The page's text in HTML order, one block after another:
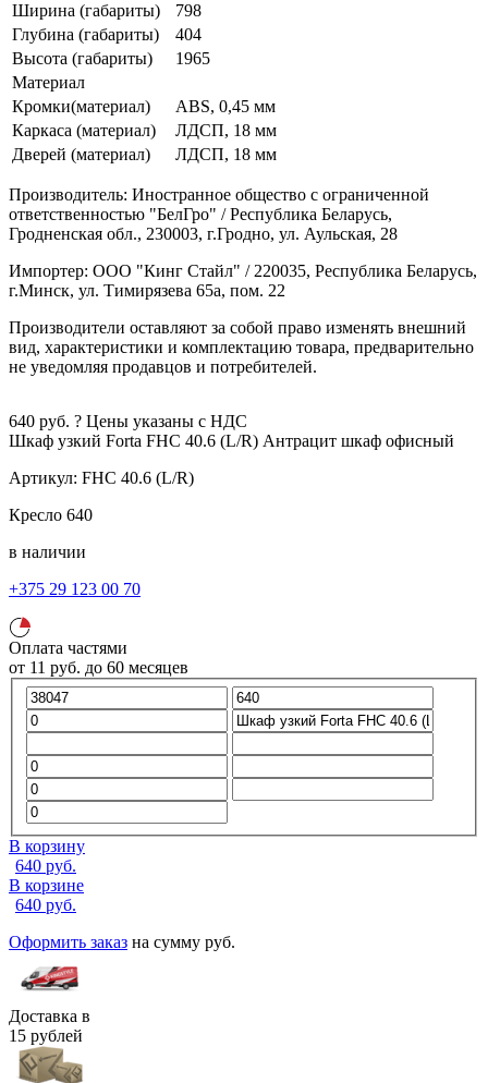
Ширина (габариты)
798
Глубина (габариты)
404
Высота (габариты)
1965
Материал
Кромки(материал)
ABS, 0,45 мм
Каркаса (материал)
ЛДСП, 18 мм
Дверей (материал)
ЛДСП, 18 мм
Производитель: Иностранное общество с ограниченной
ответственностью "БелГро" / Республика Беларусь,
Гродненская обл., 230003, г.Гродно, ул. Аульская, 28
Импортер: ООО "Кинг Стайл" / 220035, Республика Беларусь,
г.Минск, ул. Тимирязева 65а, пом. 22
Производители оставляют за собой право изменять внешний
вид, характеристики и комплектацию товара, предварительно
не уведомляя продавцов и потребителей.
640 руб. ? Цены указаны с НДС
Шкаф узкий Forta FHC 40.6 (L/R) Антрацит шкаф офисный
Артикул: FHC 40.6 (L/R)
Кресло 640
в наличии
+375 29 123 00 70
Оплата частями
от 11 руб. до 60 месяцев
В корзину
640 руб.
В корзине
640 руб.
Оформить заказ на сумму руб.
Доставка в
15 рублей